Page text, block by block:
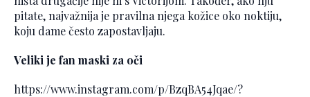
pitate, najvažnija je pravilna njega kožice oko noktiju,
koju dame često zapostavljaju.
Veliki je fan maski za oči
https://www.instagram.com/p/BzqBA54Jqae/?